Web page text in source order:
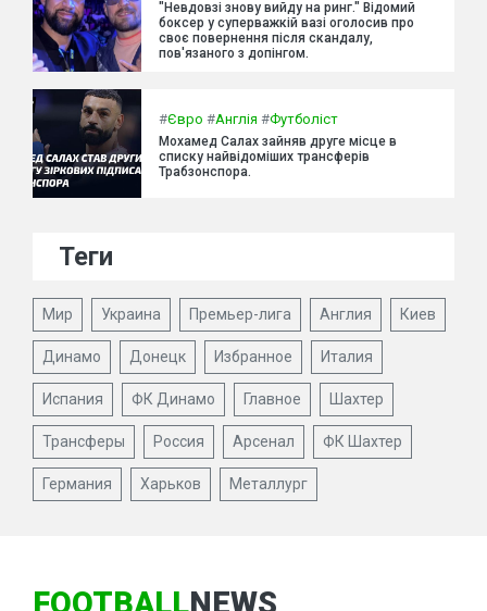
"Невдовзі знову вийду на ринг." Відомий
боксер у суперважкій вазі оголосив про
своє повернення після скандалу,
пов'язаного з допінгом.
#Євро #Англія #Футболіст
Мохамед Салах зайняв друге місце в
списку найвідоміших трансферів
Трабзонспора.
Теги
Мир Украина Премьер-лига Англия Киев
Динамо Донецк Избранное Италия
Испания ФК Динамо Главное Шахтер
Трансферы Россия Арсенал ФК Шахтер
Германия Харьков Металлург
FOOTBALLNEWS